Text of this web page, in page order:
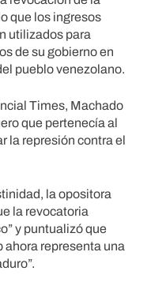
que los ingresos
utilizados para
de su gobierno en
pueblo venezolano.
Times, Machado
que pertenecía al
la represión contra el
la opositora
la revocatoria
y puntualizó que
ahora representa una